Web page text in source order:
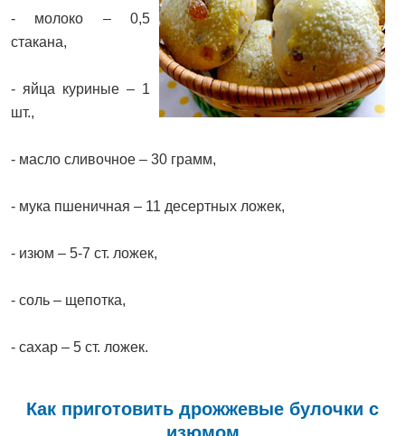
- молоко – 0,5
стакана,
- яйца куриные – 1
шт.,
- масло сливочное – 30 грамм,
- мука пшеничная – 11 десертных ложек,
- изюм – 5-7 ст. ложек,
- соль – щепотка,
- сахар – 5 ст. ложек.
Как приготовить дрожжевые булочки с